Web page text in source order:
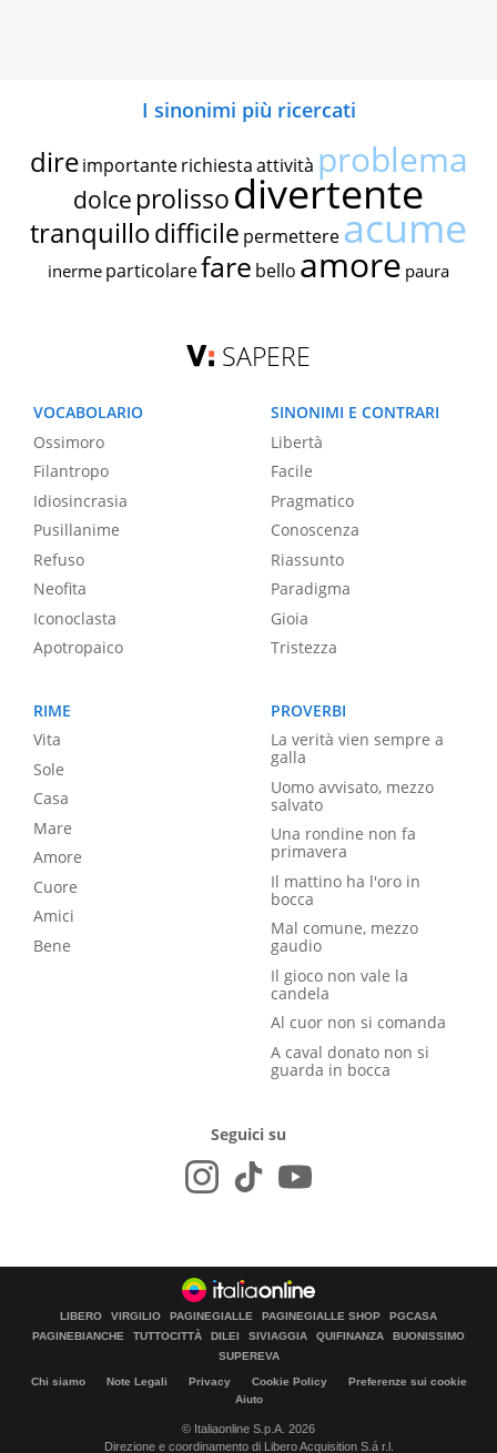
I sinonimi più ricercati
dire importante richiestaattività problema
dolce prolissodivertente
tranquillodifficile permettereacume
inerme particolarefare bello amore paura
SAPERE
VOCABOLARIO
Ossimoro
Filantropo
Idiosincrasia
Pusillanime
Refuso
Neofita
Iconoclasta
Apotropaico
SINONIMI E CONTRARI
Libertà
Facile
Pragmatico
Conoscenza
Riassunto
Paradigma
Gioia
Tristezza
RIME
Vita
Sole
Casa
Mare
Amore
Cuore
Amici
Bene
PROVERBI
La verità vien sempre a
galla
Uomo avvisato, mezzo
salvato
Una rondine non fa
primavera
Il mattino ha l'oro in
bocca
Mal comune, mezzo
gaudio
Il gioco non vale la
candela
Al cuor non si comanda
A caval donato non si
guarda in bocca
Seguici su
LIBERO VIRGILIO PAGINEGIALLE PAGINEGIALLE SHOP
PGCASA
PAGINEBIANCHE
TUTTOCITTÀ DILEI SIVIAGGIA QUIFINANZA
BUONISSIMO
SUPEREVA
Chi siamo Note Legali Privacy Cookie Policy
Preferenze sui cookie
Aiuto
© Italiaonline S.p.A. 2026
Direzione e coordinamento di Libero Acquisition S.á r.l.